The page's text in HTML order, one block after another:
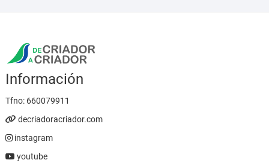
Información
Tfno: 660079911
decriadoracriador.com
instagram
youtube